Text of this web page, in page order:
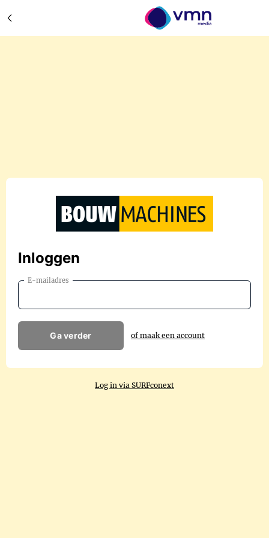
Inloggen
E-mailadres
Ga verder of maak een account
Log in via SURFconext